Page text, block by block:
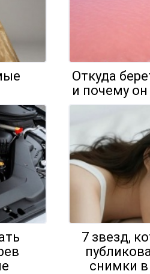
Откуда
и почему
7 звезд,
снимки